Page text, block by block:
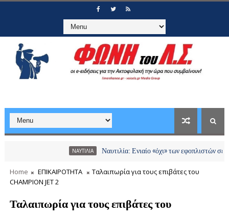
Ναυτιλία: Ενιαίο «όχι» των εφοπλιστών σε διόδια
Home ΕΠΙΚΑΙΡΟΤΗΤΑ
Ταλαιπωρία για τους επιβάτες του
CHAMPION JET 2
Ταλαιπωρία για τους επιβάτες του